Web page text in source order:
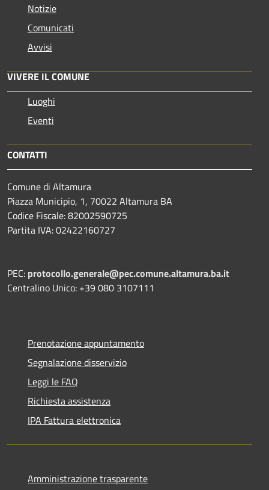
Notizie
Comunicati
Avvisi
VIVERE IL COMUNE
Luoghi
Eventi
CONTATTI
Comune di Altamura
Piazza Municipio, 1, 70022 Altamura BA
Codice Fiscale: 82002590725
Partita IVA: 02422160727
PEC: protocollo.generale@pec.comune.altamura.ba.it
Centralino Unico: +39 080 3107111
Prenotazione appuntamento
Segnalazione disservizio
Leggi le FAQ
Richiesta assistenza
IPA Fattura elettronica
Amministrazione trasparente